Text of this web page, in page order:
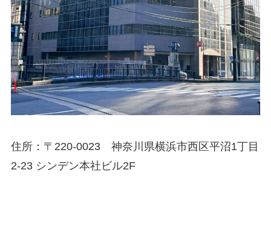
住所：〒220-0023 神奈川県横浜市西区平沼1丁目
2-23 シンデン本社ビル2F